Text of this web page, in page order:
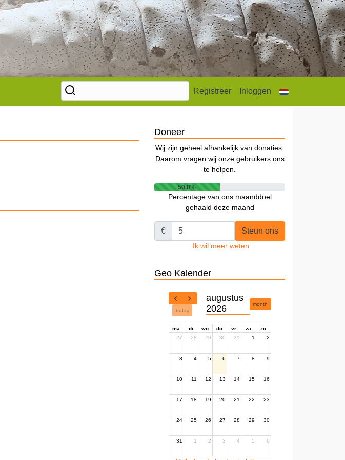
Registreer Inloggen
Doneer
Wij zijn geheel afhankelijk van donaties.
Daarom vragen wij onze gebruikers ons
te helpen.
50.0%
Percentage van ons maanddoel
gehaald deze maand
€ Steun ons
Ik wil meer weten
Geo Kalender
today
augustus
2026
month
ma di wo do vr za
zo
27
28 29 30 31 1 2
3 4 5 6 7 8 9
10 11 12 13 14 15 16
17 18 19 20 21 22 23
24 25 26 27 28 29 30
31 1 2 3 4 5 6